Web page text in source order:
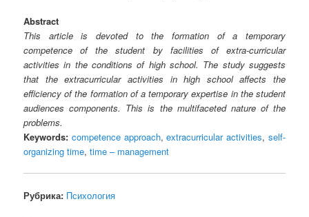
Abstract
This article is devoted to the formation of a temporary
competence of the student by facilities of extra-curricular
activities in the conditions of high school. The study suggests
that the extracurricular activities in high school affects the
efficiency of the formation of a temporary expertise in the student
audiences components. This is the multifaceted nature of the
problems.
Keywords: competence approach,extracurricular activities, self-
organizing time,time – management
Рубрика: Психология